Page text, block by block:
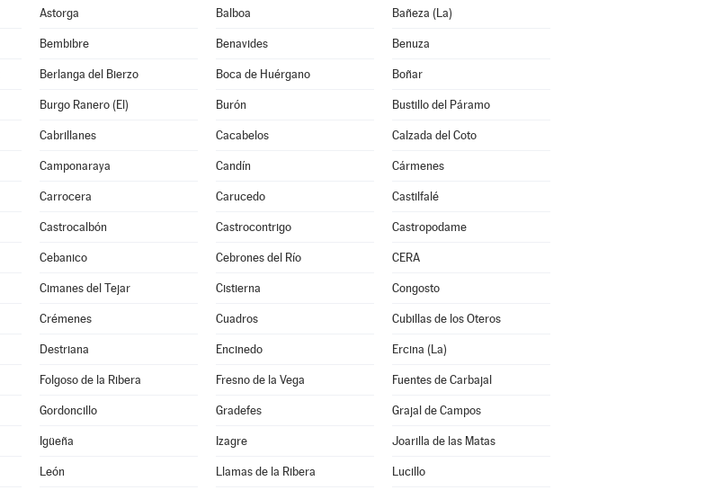
Astorga Balboa Bañeza (La)
Bembibre Benavides Benuza
Berlanga del Bierzo Boca de Huérgano Boñar
Burgo Ranero (El) Burón Bustillo del Páramo
Cabrillanes Cacabelos Calzada del Coto
Camponaraya Candín Cármenes
Carrocera Carucedo Castilfalé
Castrocalbón Castrocontrigo Castropodame
Cebanico Cebrones del Río CERA
Cimanes del Tejar Cistierna Congosto
Crémenes Cuadros Cubillas de los Oteros
Destriana Encinedo Ercina (La)
Folgoso de la Ribera Fresno de la Vega Fuentes de Carbajal
Gordoncillo Gradefes Grajal de Campos
Igüeña Izagre Joarilla de las Matas
León Llamas de la Ribera Lucillo